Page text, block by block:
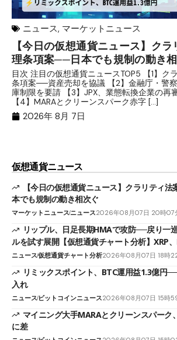
ニュース, マーケットニュース
【今日の仮想通貨ニュース】ク
理条項案──日本でも規制の動き
目次 注目の仮想通貨ニュースTOP5 【1】ク
条項案──資産売却を協議 【2】金融庁・警
庫制限を要請 【3】JPX、業態転換企業の再
【4】MARAとクリーンスパーク赤字 […]
2026年 8月 7日
仮想通貨ニュース
【今日の仮想通貨ニュース】クラリティ
本でも規制の動き相次ぐ
マーケットニュースニュース2026年08月07日 20時07
リップル、日足長期HMAで攻防──戻り一
ルを試す展開【仮想通貨チャート分析】XRP
ニュース仮想通貨チャート分析2026年08月07日 18時
リミックスポイント、BTC運用益1.3億円
入れ
ニュースビットコインニュース2026年08月07日 15時
マイニング大手MARAとクリーンスパー
に差